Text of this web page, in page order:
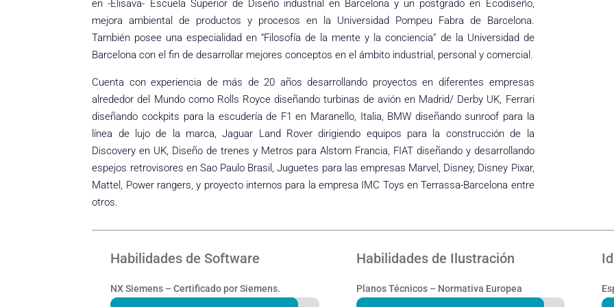
en -Elisava- Escuela Superior de Diseño industrial en Barcelona y un postgrado en Ecodiseño,
mejora ambiental de productos y procesos en la Universidad Pompeu Fabra de Barcelona.
También posee una especialidad en “Filosofía de la mente y la conciencia” de la Universidad de
Barcelona con el fin de desarrollar mejores conceptos en el ámbito industrial, personal y comercial.
Cuenta con experiencia de más de 20 años desarrollando proyectos en diferentes empresas
alrededor del Mundo como Rolls Royce diseñando turbinas de avión en Madrid/ Derby UK, Ferrari
diseñando cockpits para la escudería de F1 en Maranello, Italia, BMW diseñando sunroof para la
línea de lujo de la marca, Jaguar Land Rover dirigiendo equipos para la construcción de la
Discovery en UK, Diseño de trenes y Metros para Alstom Francia, FIAT diseñando y desarrollando
espejos retrovisores en Sao Paulo Brasil, Juguetes para las empresas Marvel, Disney, Disney Pixar,
Mattel, Power rangers, y proyecto internos para la empresa IMC Toys en Terrassa-Barcelona entre
otros.
Habilidades de Software
NX Siemens – Certificado por Siemens.
Habilidades de Ilustración
Planos Técnicos – Normativa Europea